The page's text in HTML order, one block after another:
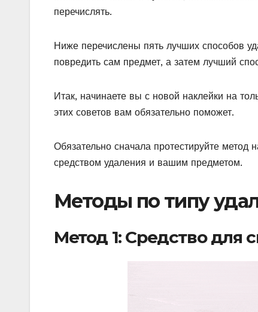
перечислять.
Ниже перечислены пять лучших способов
повредить сам предмет, а затем лучший
Итак, начинаете вы с новой наклейки на
этих советов вам обязательно поможет.
Обязательно сначала протестируйте
средством удаления и вашим предметом.
Методы по типу
Метод 1: Средство для